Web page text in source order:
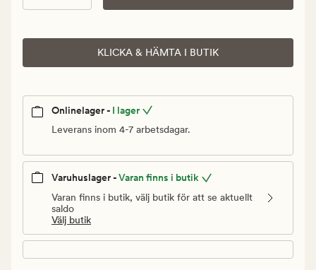
KLICKA & HÄMTA I BUTIK
Onlinelager - I lager
Leverans inom 4-7 arbetsdagar.
Varuhuslager -Varan finns i butik
Varan finns i butik, välj butik för att se aktuellt
saldo
Välj butik